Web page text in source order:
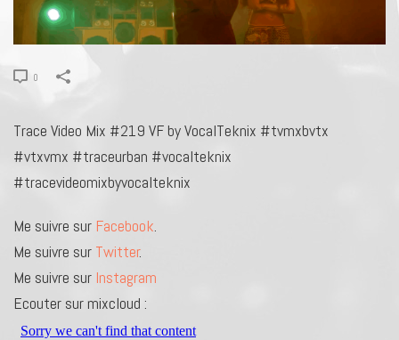
0
Trace Video Mix #219 VF by VocalTeknix #tvmxbvtx
#vtxvmx #traceurban #vocalteknix
#tracevideomixbyvocalteknix
Me suivre sur Facebook.
Me suivre sur Twitter.
Me suivre sur Instagram
Ecouter sur mixcloud :